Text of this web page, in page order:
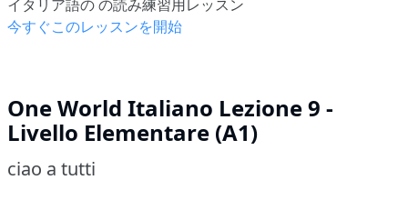
イタリア語の の読み練習用レッスン
今すぐこのレッスンを開始
One World Italiano Lezione 9 -
Livello Elementare (A1)
ciao a tutti